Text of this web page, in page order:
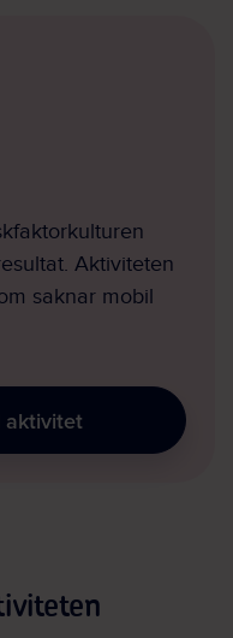
Aktiviteten
saknar mobil
aktivitet